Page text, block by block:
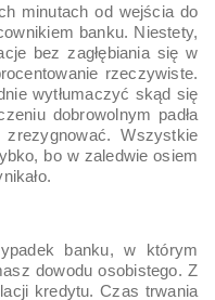
minutach od wejścia do
banku. Niestety,
bez zagłębiania się w
rzeczywiste.
wytłumaczyć skąd się
dobrowolnym padła
Wszystkie
bo w zaledwie osiem
banku, w którym
dowodu osobistego. Z
kredytu. Czas trwania